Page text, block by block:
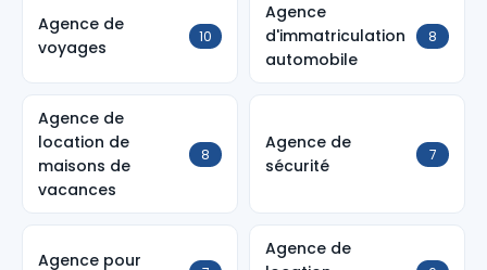
Agence de
voyages
10
Agence
d'immatriculation
automobile
8
Agence de
location de
maisons de
vacances
8
Agence de
sécurité
7
Agence pour
Agence de